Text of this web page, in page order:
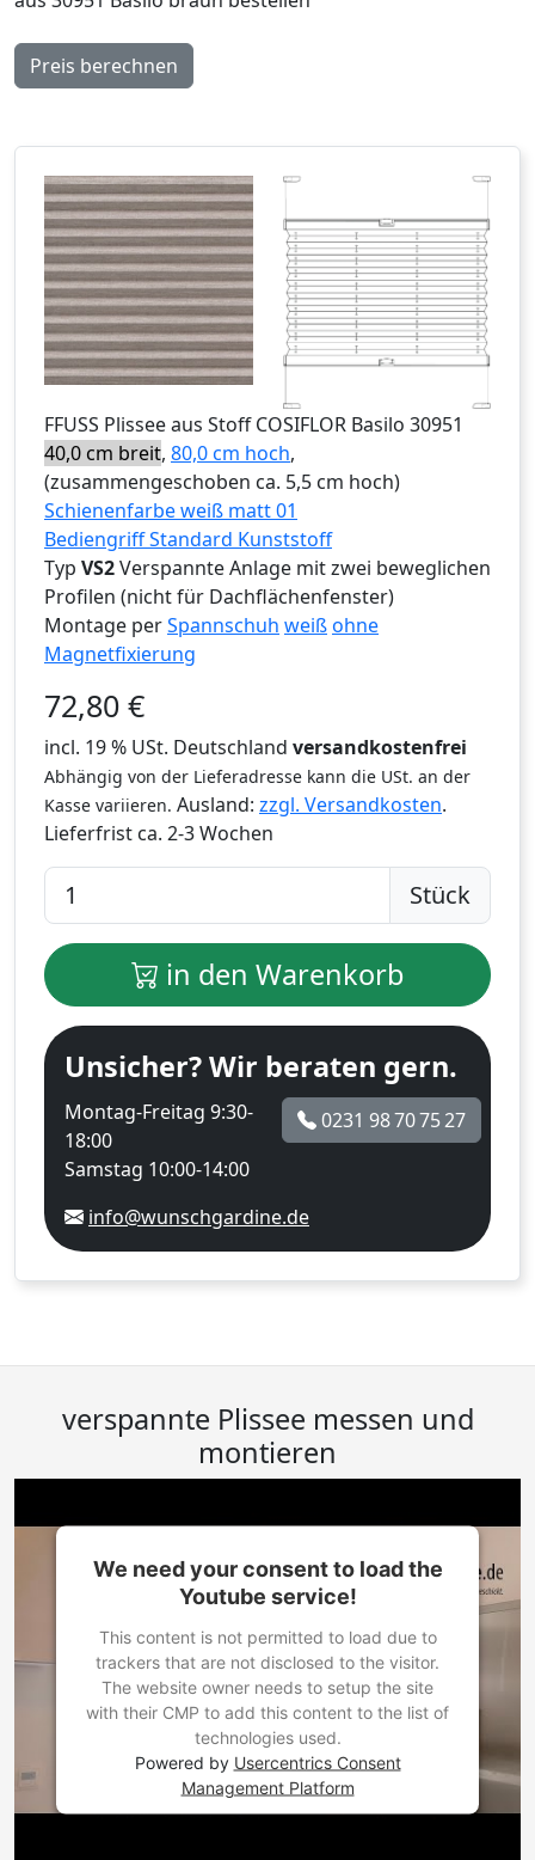
Preis berechnen
FFUSS Plissee aus Stoff COSIFLOR Basilo 30951
40,0 cm breit, 80,0 cm hoch,
(zusammengeschoben ca. 5,5 cm hoch)
Schienenfarbe weiß matt 01
Bediengriff Standard Kunststoff
Typ VS2Verspannte Anlage mit zwei beweglichen
Profilen (nicht für Dachflächenfenster)
Montage perSpannschuh weißohne
Magnetfixierung
72,80 €
incl. 19 % USt. Deutschland versandkostenfrei
Abhängig von der Lieferadresse kann die USt. an der
Kasse variieren. Ausland: zzgl. Versandkosten.
Lieferfrist ca. 2-3 Wochen
Stück
in den Warenkorb
Unsicher? Wir beraten gern.
Montag-Freitag 9:30-
18:00
Samstag 10:00-14:00
0231 98 70 75 27
info@wunschgardine.de
verspannte Plissee messen und
montieren
We need your consent to load the
Youtube service!
This content is not permitted to load due to
trackers that are not disclosed to the visitor.
The website owner needs to setup the site
with their CMP to add this content to the list of
technologies used.
Powered by Usercentrics Consent
Management Platform